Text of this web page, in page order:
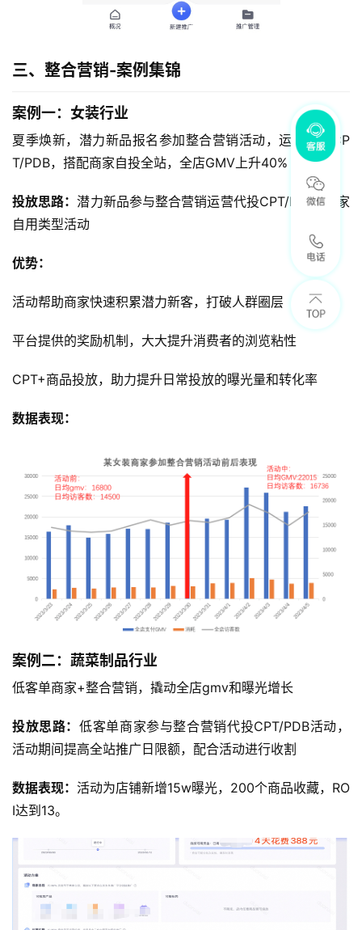
三、整合营销-案例集锦
案例一：女装行业
夏季焕新，潜力新品报名参加整合营销活动，运营代投CP
T/PDB，搭配商家自投全站，全店GMV上升40%
投放思路：潜力新品参与整合营销运营代投CPT/PDB+商家
自用类型活动
优势：
活动帮助商家快速积累潜力新客，打破人群圈层
平台提供的奖励机制，大大提升消费者的浏览粘性
CPT+商品投放，助力提升日常投放的曝光量和转化率
数据表现：
案例二：蔬菜制品行业
低客单商家+整合营销，撬动全店gmv和曝光增长
投放思路：低客单商家参与整合营销代投CPT/PDB活动，
活动期间提高全站推广日限额，配合活动进行收割
数据表现： 活动为店铺新增15w曝光，200个商品收藏，RO
I达到13。